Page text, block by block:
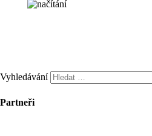
Vyhledávání
Partneři